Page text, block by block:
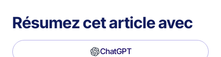
Résumez cet article avec
ChatGPT